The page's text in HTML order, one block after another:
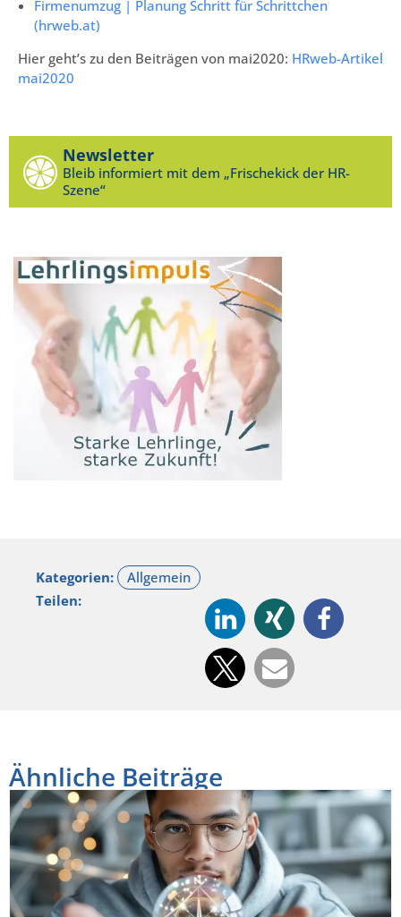
Firmenumzug | Planung Schritt für Schrittchen
(hrweb.at)
Hier geht’s zu den Beiträgen von mai2020: HRweb-Artikel
mai2020
Newsletter
Bleib informiert mit dem „Frischekick der HR-
Szene“
Kategorien:
Teilen:
Ähnliche Beiträge